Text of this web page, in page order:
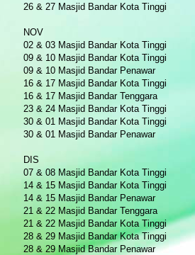
26 & 27 Masjid Bandar Kota Tinggi
NOV
02 & 03 Masjid Bandar Kota Tinggi
09 & 10 Masjid Bandar Kota Tinggi
09 & 10 Masjid Bandar Penawar
16 & 17 Masjid Bandar Kota Tinggi
16 & 17 Masjid Bandar Tenggara
23 & 24 Masjid Bandar Kota Tinggi
30 & 01 Masjid Bandar Kota Tinggi
30 & 01 Masjid Bandar Penawar
DIS
07 & 08 Masjid Bandar Kota Tinggi
14 & 15 Masjid Bandar Kota Tinggi
14 & 15 Masjid Bandar Penawar
21 & 22 Masjid Bandar Tenggara
21 & 22 Masjid Bandar Kota Tinggi
28 & 29 Masjid Bandar Kota Tinggi
28 & 29 Masjid Bandar Penawar